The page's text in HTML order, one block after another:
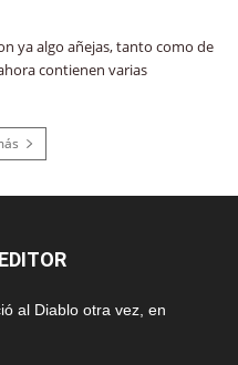
ya algo añejas, tanto como de
contienen varias
al Diablo otra vez, en